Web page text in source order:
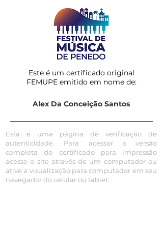
Este é um certificado original
FEMUPE emitido em nome de:
Alex Da Conceição Santos
Esta é uma página de verificação de
autenticidade. Para acessar a versão
completa do certificado para impressão
acesse o site através de um computador ou
ative a visualização para computador em seu
navegador do celular ou tablet.